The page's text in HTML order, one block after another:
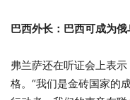
巴西外长：巴西可成为
弗兰萨还在听证会上表
格。“我们是金砖国家的